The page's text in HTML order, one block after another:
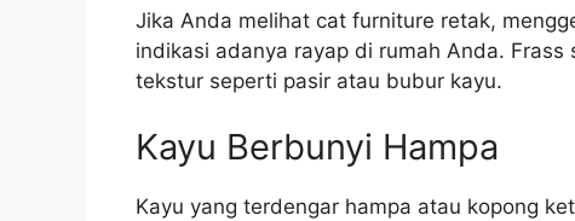
Jika Anda melihat cat furniture retak,
indikasi adanya rayap di rumah Anda.
tekstur seperti pasir atau bubur kayu.
Kayu Berbunyi Hampa
Kayu yang terdengar hampa atau kopong